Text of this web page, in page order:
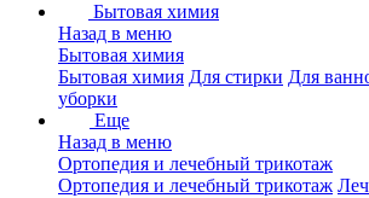
Бытовая химия
Назад в меню
Бытовая химия
Бытовая химия Для стирки Для
уборки
Еще
Назад в меню
Ортопедия и лечебный трикотаж
Ортопедия и лечебный трикотаж